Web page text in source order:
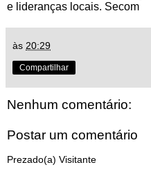
e lideranças locais. Secom
às 20:29
Compartilhar
Nenhum comentário:
Postar um comentário
Prezado(a) Visitante